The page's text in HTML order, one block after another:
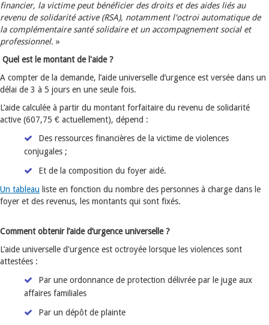
financier, la victime peut bénéficier des droits et des aides liés au
revenu de solidarité active (RSA), notamment l'octroi automatique de
la complémentaire santé solidaire et un accompagnement social et
professionnel. »
Quel est le montant de l'aide ?
A compter de la demande, l’aide universelle d’urgence est versée dans un
délai de 3 à 5 jours en une seule fois.
L’aide calculée à partir du montant forfaitaire du revenu de solidarité
active (607,75 € actuellement), dépend :
Des ressources financières de la victime de violences
conjugales ;
Et de la composition du foyer aidé.
Un tableau liste en fonction du nombre des personnes à charge dans le
foyer et des revenus, les montants qui sont fixés.
Comment obtenir l’aide d’urgence universelle ?
L’aide universelle d'urgence est octroyée lorsque les violences sont
attestées :
Par une ordonnance de protection délivrée par le juge aux
affaires familiales
Par un dépôt de plainte